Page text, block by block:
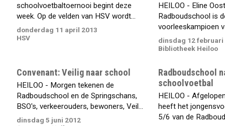
schoolvoetbaltoernooi begint deze
week. Op de velden van HSV wordt...
donderdag 11 april 2013
HSV
HEILOO - Eline
Radboudschool is
voorleeskampioen
dinsdag 12 februari
Bibliotheek Heiloo
Convenant: Veilig naar school
HEILOO - Morgen tekenen de
Radboudschool en de Springschans,
BSO's, verkeerouders, bewoners, Veil...
dinsdag 5 juni 2012
Radboudschool
schoolvoetbal
HEILOO -
heeft het
5/6 van de